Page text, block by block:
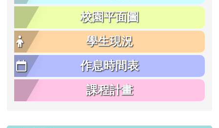
校園平面圖
學生現況
作息時間表
課程計畫